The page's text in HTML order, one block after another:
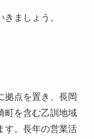
ましょう。
拠点を置き、長岡
町を含む乙訓地域
す。長年の営業活